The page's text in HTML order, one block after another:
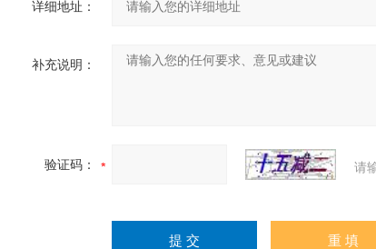
详细地址：
补充说明：
验证码： 请